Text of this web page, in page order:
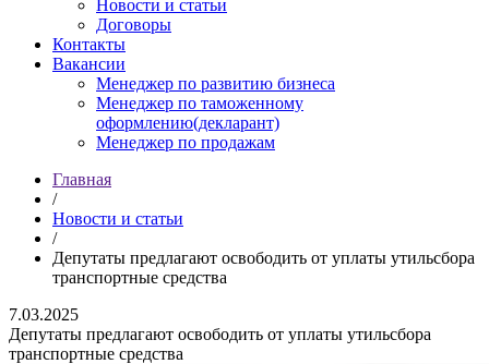
Новости и статьи
Договоры
Контакты
Вакансии
Менеджер по развитию бизнеса
Менеджер по таможенному
оформлению(декларант)
Менеджер по продажам
Главная
/
Новости и статьи
/
Депутаты предлагают освободить от уплаты утильсбора
транспортные средства
7.03.2025
Депутаты предлагают освободить от уплаты утильсбора
транспортные средства